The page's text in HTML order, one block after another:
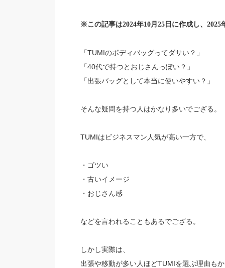
※この記事は2024年10月25日に作成し、2025
「TUMIのボディバッグってダサい？」
「40代で持つとおじさんっぽい？」
「出張バッグとして本当に使いやすい？」
そんな疑問を持つ人はかなり多いでござる。
TUMIはビジネスマン人気が高い一方で、
・ゴツい
・古いイメージ
・おじさん感
などを言われることもあるでござる。
しかし実際は、
出張や移動が多い人ほどTUMIを選ぶ理由もか